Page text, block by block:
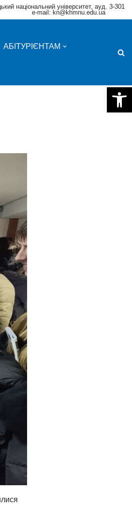
національний університет, ауд. 3-301
e-mail: kn@khmnu.edu.ua
АБІТУРІЄНТАМ